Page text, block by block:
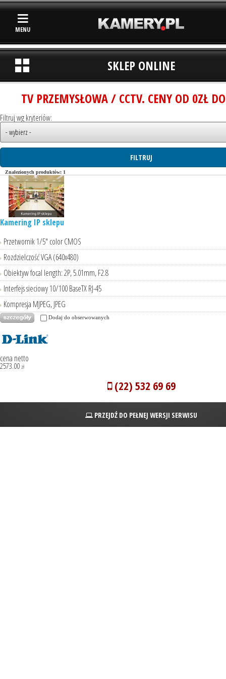
MENU
SKLEP ONLINE
TV PRZEMYSŁOWA / CCTV. CENY OD 0ZŁ
Filtruj wg kryteriów:
Znalezionych produktów: 1
Kamering IP sklepu
Przetwornik 1/5" color CMOS
Rozdzielczość VGA (640x480)
Obiektyw focal length: 2P, 5.01mm, F2.8
Interfejs sieciowy 10/100 BaseTX RJ-45
Kompresja MJPEG, JPEG
Dodaj do obserwowanych
cena netto
2573.00 zł
(22) 532 69 69
PRZEJDŹ DO PEŁNEJ WERSJI SERWISU